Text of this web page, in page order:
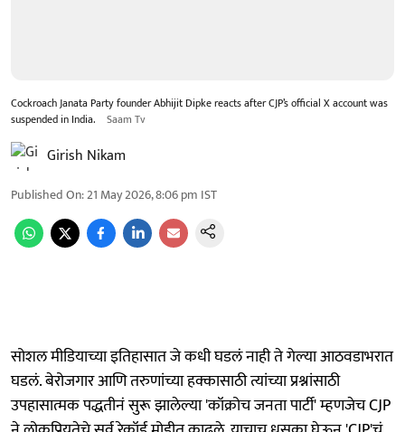
Cockroach Janata Party founder Abhijit Dipke reacts after CJP’s official X account was
suspended in India.
Saam Tv
Girish Nikam
Published On:21 May 2026, 8:06 pm IST
सोशल मीडियाच्या इतिहासात जे कधी घडलं नाही ते गेल्या आठवडाभरात
घडलं. बेरोजगार आणि तरुणांच्या हक्कासाठी त्यांच्या प्रश्नांसाठी
उपहासात्मक पद्धतीनं सुरू झालेल्या 'कॉक्रोच जनता पार्टी' म्हणजेच CJP